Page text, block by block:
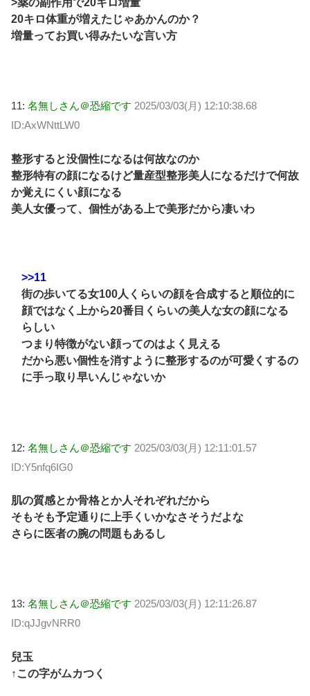
>薬の副作用で20キロ増量
20キロ体重が増えたじゃあかんのか？
増量ってお買い得みたいな言い方
11: 名無しさん＠恐縮です 2025/03/03(月) 12:10:38.68
ID:AxWNttLW0
整形すると没個性になるは何故なのか
整形特有の顔になるけど量産型整形美人になるだけで何故
か覚えにくい顔になる
美人女優って、個性がある上で美形だから凄いわ
>>11
街の歩いてる女100人くらいの顔を合成すると順位的に
顔ではなく上から20番目くらいの美人な女の顔になる
らしい
つまり特徴がない顔ってのはよく見える
だから悪い個性を消すように整形するのが可愛くするの
に手っ取り早いんじゃないか
12: 名無しさん＠恐縮です 2025/03/03(月) 12:11:01.57
ID:Y5nfq6IG0
肌の質感とか骨格とか人それぞれだから
そもそも予定通りに上手くいかなさそうだよな
さらに医者の腕の問題もあるし
13: 名無しさん＠恐縮です 2025/03/03(月) 12:11:26.87
ID:qJJgvNRR0
兒玉
↑この字がムカつく